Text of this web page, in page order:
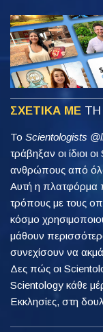
ΣΧΕΤΙΚΑ ΜΕ ΤΗ
Το Scientologists
τράβηξαν οι ίδιοι
ανθρώπους από
Αυτή η πλατφόρμα
τρόπους με τους
κόσμο
μάθουν
συνεχίσουν να
Δες πώς οι
Scientology κάθε
Εκκλησίες, στη